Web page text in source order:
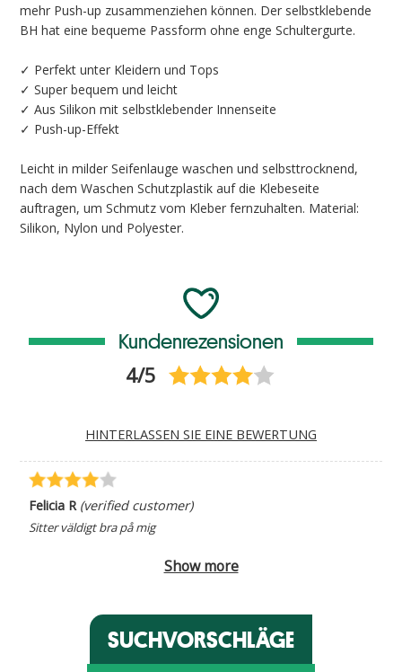
mehr Push-up zusammenziehen können. Der selbstklebende
BH hat eine bequeme Passform ohne enge Schultergurte.
✓ Perfekt unter Kleidern und Tops
✓ Super bequem und leicht
✓ Aus Silikon mit selbstklebender Innenseite
✓ Push-up-Effekt
Leicht in milder Seifenlauge waschen und selbsttrocknend,
nach dem Waschen Schutzplastik auf die Klebeseite
auftragen, um Schmutz vom Kleber fernzuhalten. Material:
Silikon, Nylon und Polyester.
Kundenrezensionen
4/5
HINTERLASSEN SIE EINE BEWERTUNG
Felicia R(verified customer)
Sitter väldigt bra på mig
Show more
SUCHVORSCHLÄGE